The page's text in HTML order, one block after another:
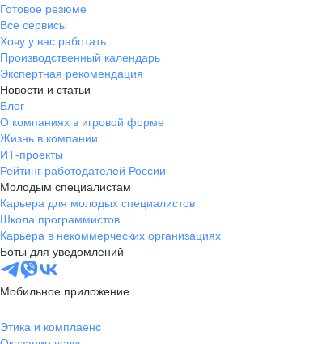
Готовое резюме
Все сервисы
Хочу у вас работать
Производственный календарь
Экспертная рекомендация
Новости и статьи
Блог
О компаниях в игровой форме
Жизнь в компании
ИТ-проекты
Рейтинг работодателей России
Молодым специалистам
Карьера для молодых специалистов
Школа программистов
Карьера в некоммерческих организациях
Боты для уведомлений
Мобильное приложение
Этика и комплаенс